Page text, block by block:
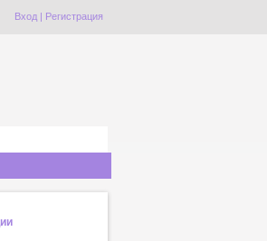
Вход| Регистрация